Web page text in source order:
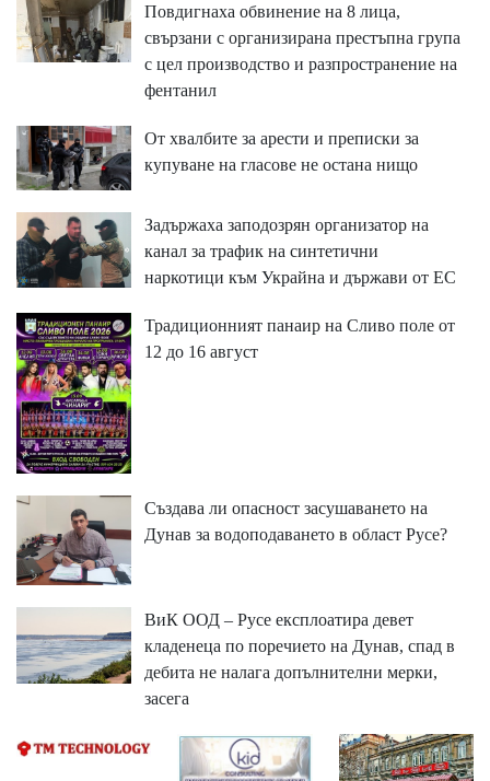
Повдигнаха обвинение на 8 лица,
свързани с организирана престъпна група
с цел производство и разпространение на
фентанил
От хвалбите за арести и преписки за
купуване на гласове не остана нищо
Задържаха заподозрян организатор на
канал за трафик на синтетични
наркотици към Украйна и държави от ЕС
Традиционният панаир на Сливо поле от
12 до 16 август
Създава ли опасност засушаването на
Дунав за водоподаването в област Русе?
ВиК ООД – Русе експлоатира девет
кладенеца по поречието на Дунав, спад в
дебита не налага допълнителни мерки,
засега